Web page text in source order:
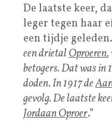
De laatste keer,
leger tegen haar
een tijdje
een drietalOproeren
betogers. Dat was in
doden. In 1917 de
gevolg. De laatste
Jordaan Oproer.”